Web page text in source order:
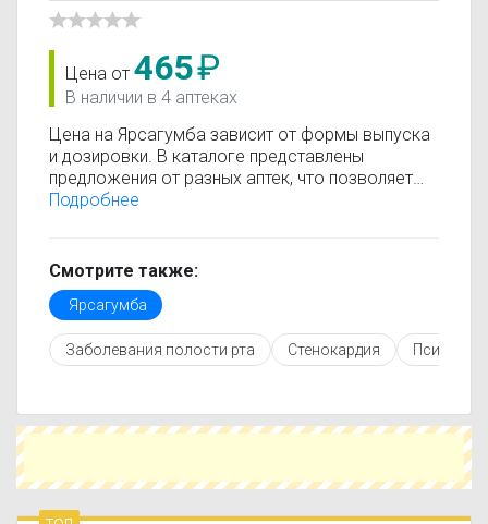
Цена от 465₽
В наличии в 4 аптеках
Цена на Ярсагумба зависит от формы выпуска
и дозировки. В каталоге представлены
предложения от разных аптек, что позволяет
быстро найти, где купить Ярсагумба по
только актуальные данные.
Перед покупкой рекомендуется ознакомиться с
инструкцией по применению, показаниями и
противопоказаниями. При необходимости вы
можете подобрать аналоги Ярсагумба с
Чтобы купить Ярсагумба в ближайшей аптеке,
укажите свой город и сравните предложения.
оптимальный вариант по цене и наличию.
Подробнее
Смотрите также:
Ярсагумба
Заболевания полости рта Стенокардия